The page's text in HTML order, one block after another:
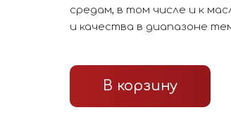
средам, в том числе и к
и качества в диапазоне
В корзину